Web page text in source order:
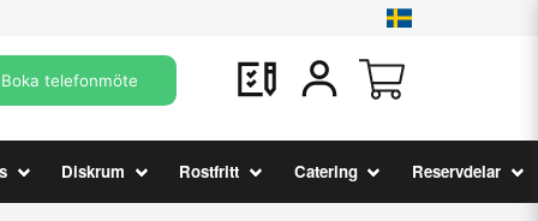
Boka telefonmöte
Diskrum Rostfritt Catering Reservdelar